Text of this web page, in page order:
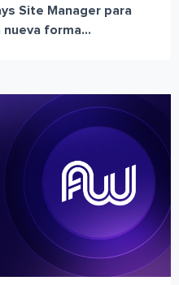
Site Manager para
nueva forma...